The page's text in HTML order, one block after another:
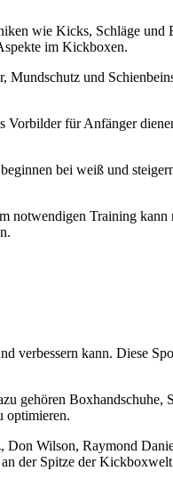
wie Kicks, Schläge
im Kickboxen.
Mundschutz und
für Anfänger
bei weiß und
notwendigen Training
verbessern kann. Diese
gehören Boxhandschuhe,
optimieren.
Wilson, Raymond
der Spitze der